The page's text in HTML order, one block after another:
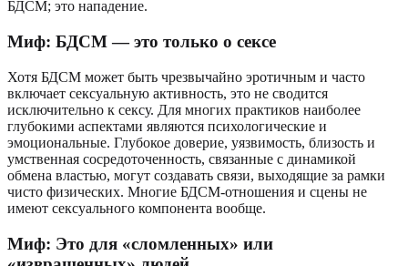
БДСМ; это нападение.
Миф: БДСМ — это только о сексе
Хотя БДСМ может быть чрезвычайно эротичным и часто
включает сексуальную активность, это не сводится
исключительно к сексу. Для многих практиков наиболее
глубокими аспектами являются психологические и
эмоциональные. Глубокое доверие, уязвимость, близость и
умственная сосредоточенность, связанные с динамикой
обмена властью, могут создавать связи, выходящие за рамки
чисто физических. Многие БДСМ-отношения и сцены не
имеют сексуального компонента вообще.
Миф: Это для «сломленных» или